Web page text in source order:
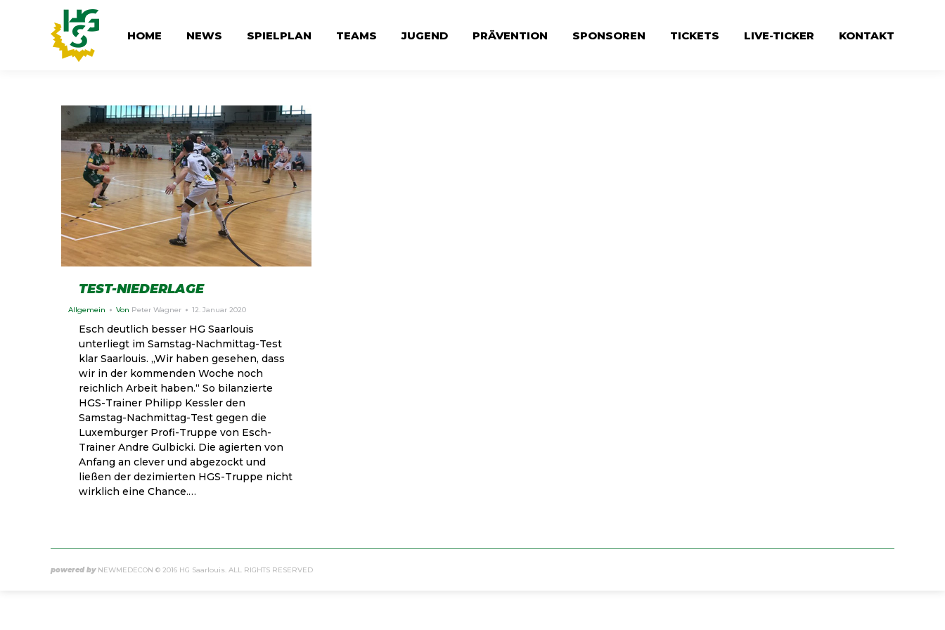
HOME NEWS SPIELPLAN TEAMS JUGEND PRÄVENTION SPONSOREN TICKETS LIVE-TICKER KONTAKT
TEST-NIEDERLAGE
Allgemein Von Peter Wagner 12. Januar 2020
Esch deutlich besser HG Saarlouis
unterliegt im Samstag-Nachmittag-Test
klar Saarlouis. „Wir haben gesehen, dass
wir in der kommenden Woche noch
reichlich Arbeit haben.“ So bilanzierte
HGS-Trainer Philipp Kessler den
Samstag-Nachmittag-Test gegen die
Luxemburger Profi-Truppe von Esch-
Trainer Andre Gulbicki. Die agierten von
Anfang an clever und abgezockt und
ließen der dezimierten HGS-Truppe nicht
wirklich eine Chance.…
powered by NEWMEDECON © 2016 HG Saarlouis. ALL RIGHTS RESERVED